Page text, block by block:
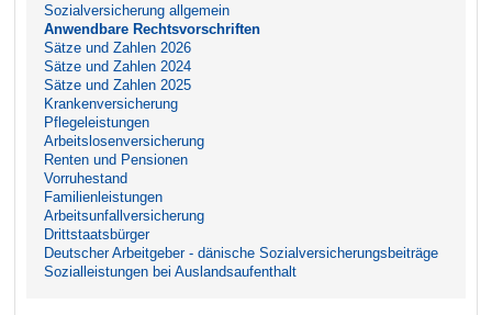
Sozialversicherung allgemein
Anwendbare Rechtsvorschriften
Sätze und Zahlen 2026
Sätze und Zahlen 2024
Sätze und Zahlen 2025
Krankenversicherung
Pflegeleistungen
Arbeitslosenversicherung
Renten und Pensionen
Vorruhestand
Familienleistungen
Arbeitsunfallversicherung
Drittstaatsbürger
Deutscher Arbeitgeber - dänische Sozialversicherungsbeiträge
Sozialleistungen bei Auslandsaufenthalt